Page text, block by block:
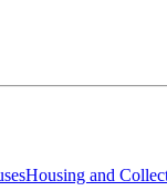
Housing and